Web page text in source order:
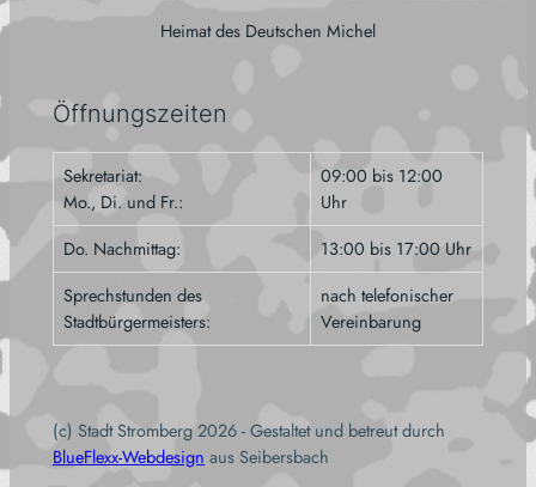
Heimat des Deutschen Michel
Öffnungszeiten
Sekretariat:
Mo., Di. und Fr.:
09:00 bis 12:00
Uhr
Do. Nachmittag:
13:00 bis 17:00 Uhr
Sprechstunden des
Stadtbürgermeisters:
nach telefonischer
Vereinbarung
(c) Stadt Stromberg 2026 - Gestaltet und betreut durch
BlueFlexx-Webdesign aus Seibersbach